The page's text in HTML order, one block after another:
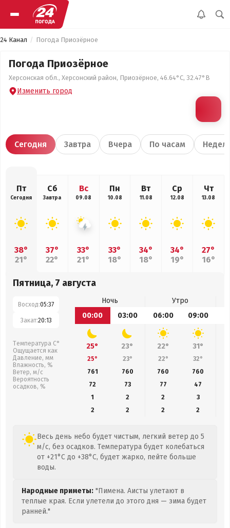
24 Канал Погода Приозёрное
Погода Приозёрное
Херсонская обл., Херсонский район, Приозёрное, 46.64°С, 32.47°В
Изменить город
Сегодня Завтра Вчера По часам
Пт
Сегодня
38°
21°
Сб
Завтра
37°
22°
Вс
09.08
33°
21°
Пн
10.08
33°
18°
Вт
11.08
34°
18°
Ср
12.08
34°
19°
Чт
13.08
27°
16°
Пятница, 7 августа
Восход:05:37
Закат:20:13
Температура С°
Ощущается как
Давление, мм
Влажность, %
Ветер, м/с
Вероятность
осадков, %
Ночь
Утро
00:00
03:00 06:00 09:00
25° 23° 22° 31°
25° 23° 22° 32°
761
760 760 760
72
73 77
47
1
2 2
3
2
2 2 2
Весь день небо будет чистым, легкий ветер до 5
м/с, без осадков. Температура будет колебаться
от +21°C до +38°C, будет жарко, пейте больше
воды.
Народные приметы: "Пимена. Аисты улетают в
теплые края. Если улетели до этого дня — зима будет
ранней."